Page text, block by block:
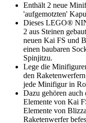
Enthält 2 neue
'aufgemotzten'
Dieses LEGO®
2 aus Steinen
neuen Kai FS und
einen baubaren
Spinjitzu.
Lege die
den
jede Minifigur in
Dazu gehören
Elemente von Kai
Elemente von
Raketenwerfer